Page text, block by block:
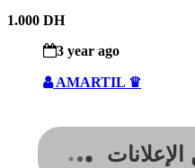
1.000 DH
3 year ago
AMARTIL ♛